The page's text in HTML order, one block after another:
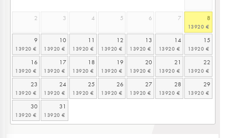
2 3 4 5 6 7 8
9 10 11 12 13 14 15
16 17 18 19 20 21 22
23 24 25 26 27 28 29
30 31